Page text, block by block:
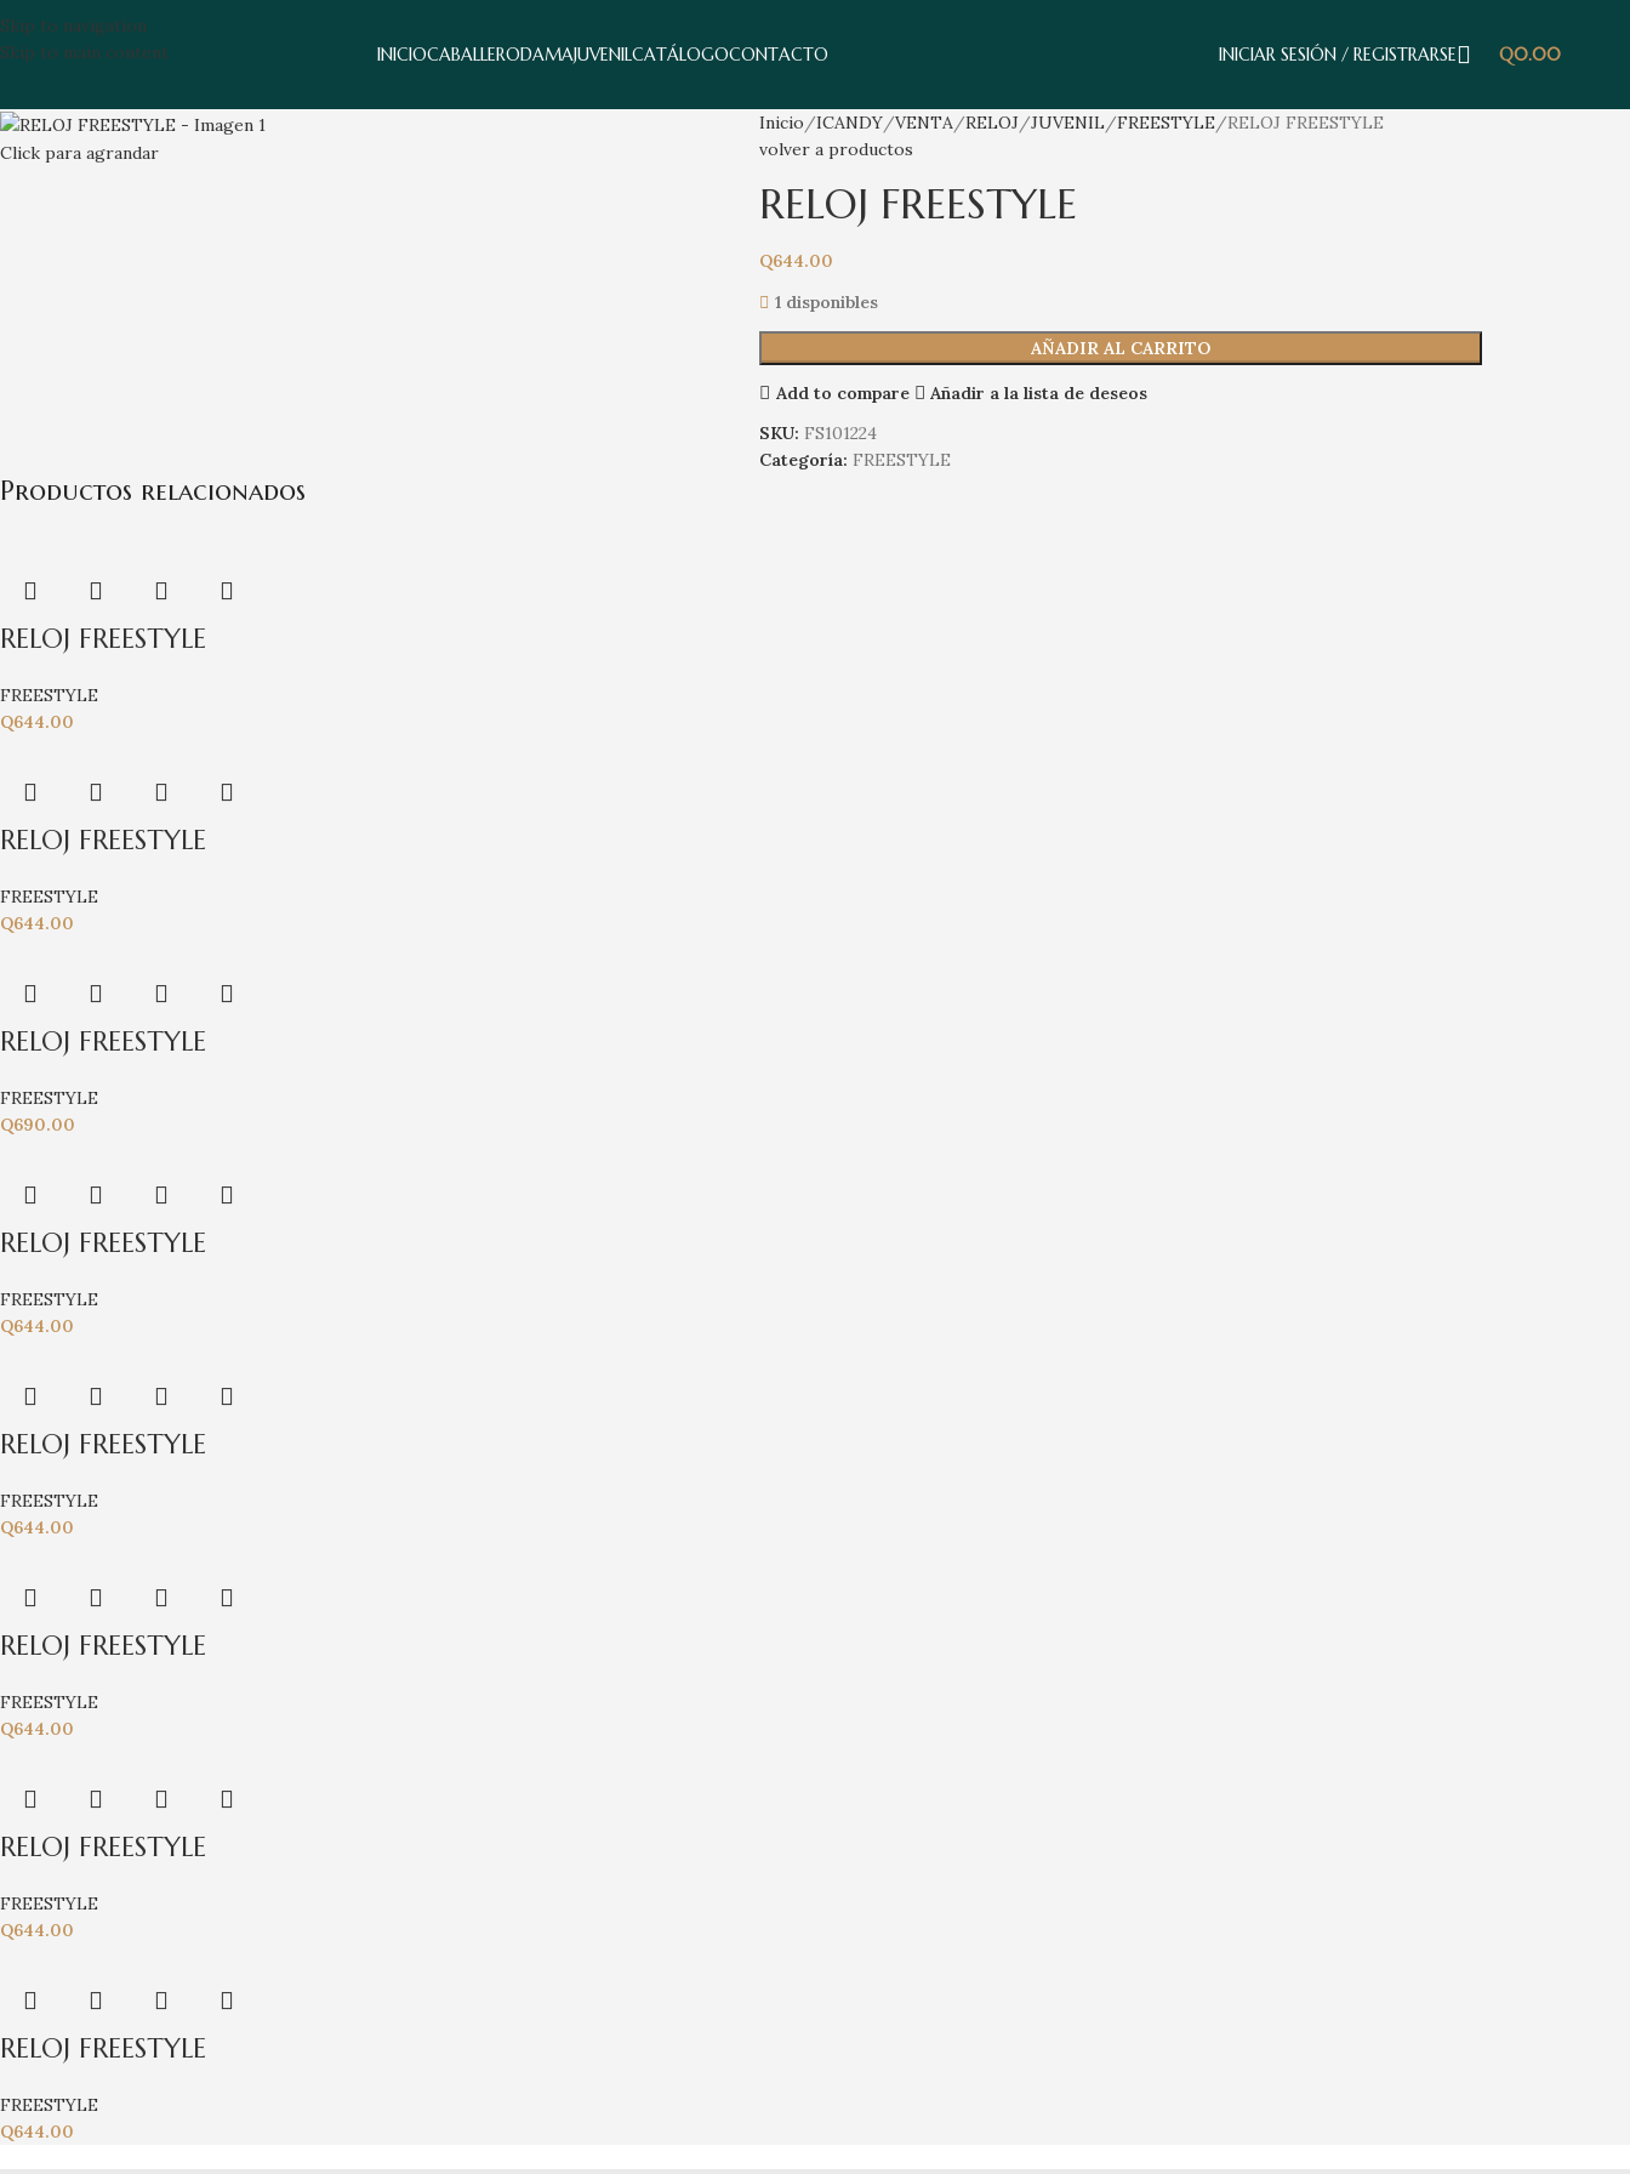
Skip to navigation
Skip to main content
INICIOCABALLERODAMAJUVENILCATÁLOGOCONTACTO INICIAR SESIÓN / REGISTRARSE Q0.00
Click para agrandar
Inicio ICANDY VENTA RELOJ JUVENIL FREESTYLE
RELOJ FREESTYLE
volver a productos
RELOJ FREESTYLE
Q644.00
1 disponibles
AÑADIR AL CARRITO
Add to compare
Añadir a la lista de deseos
SKU: FS101224
Categoría: FREESTYLE
Productos relacionados
RELOJ FREESTYLE
FREESTYLE
Q644.00
RELOJ FREESTYLE
FREESTYLE
Q644.00
RELOJ FREESTYLE
FREESTYLE
Q690.00
RELOJ FREESTYLE
FREESTYLE
Q644.00
RELOJ FREESTYLE
FREESTYLE
Q644.00
RELOJ FREESTYLE
FREESTYLE
Q644.00
RELOJ FREESTYLE
FREESTYLE
Q644.00
RELOJ FREESTYLE
FREESTYLE
Q644.00